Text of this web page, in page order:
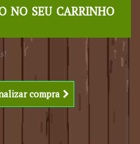
no seu carrinho
compra